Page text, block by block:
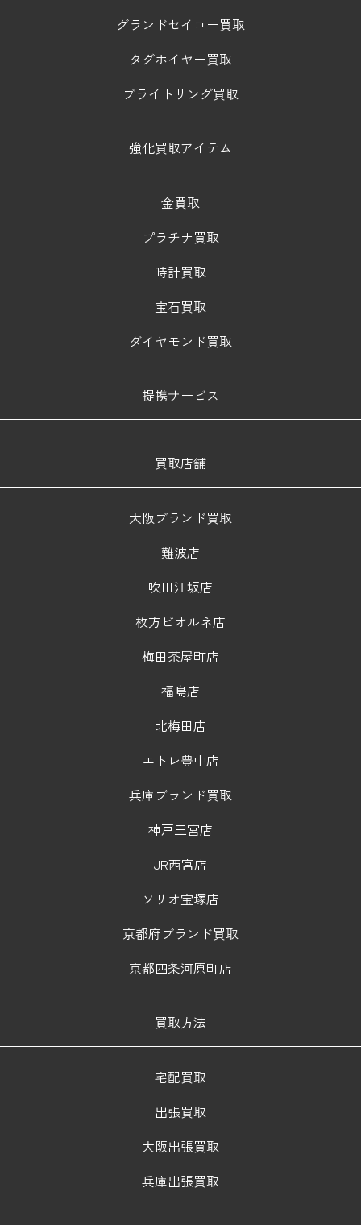
グランドセイコー買取
タグホイヤー買取
ブライトリング買取
強化買取アイテム
金買取
プラチナ買取
時計買取
宝石買取
ダイヤモンド買取
提携サービス
買取店舗
大阪ブランド買取
難波店
吹田江坂店
枚方ビオルネ店
梅田茶屋町店
福島店
北梅田店
エトレ豊中店
兵庫ブランド買取
神戸三宮店
JR西宮店
ソリオ宝塚店
京都府ブランド買取
京都四条河原町店
買取方法
宅配買取
出張買取
大阪出張買取
兵庫出張買取